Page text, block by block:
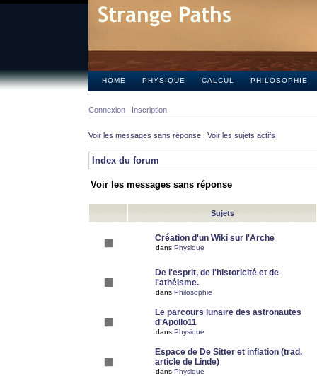
HOME PHYSIQUE CALCUL PHILOSOPHIE
Connexion Inscription
Voir les messages sans réponse | Voir les sujets actifs
Index du forum
Voir les messages sans réponse
Sujets
Création d'un Wiki sur l'Arche
dans Physique
De l'esprit, de l'historicité et de
l'athéisme.
dans Philosophie
Le parcours lunaire des astronautes
d'Apollo11
dans Physique
Espace de De Sitter et inflation (trad.
article de Linde)
dans Physique